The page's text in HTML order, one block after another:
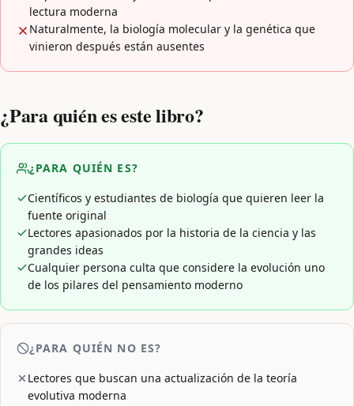
lectura moderna
Naturalmente, la biología molecular y la genética que
vinieron después están ausentes
¿Para quién es este libro?
¿PARA QUIÉN ES?
Científicos y estudiantes de biología que quieren leer la
fuente original
Lectores apasionados por la historia de la ciencia y las
grandes ideas
Cualquier persona culta que considere la evolución uno
de los pilares del pensamiento moderno
¿PARA QUIÉN NO ES?
Lectores que buscan una actualización de la teoría
evolutiva moderna